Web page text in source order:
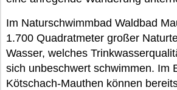
Im Naturschwimmbad Waldbad
1.700 Quadratmeter großer
Wasser, welches
sich unbeschwert schwimmen. Im
Kötschach-Mauthen können